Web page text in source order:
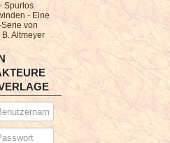
Spurlos
- Eine
von
Altmeyer